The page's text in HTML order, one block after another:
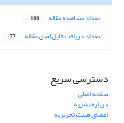
تعداد مشاهده مقاله 108
تعداد دریافت فایل اصل مقاله 77
دسترسی سریع
صفحه اصلی
درباره نشریه
اعضای هیئت تحریریه